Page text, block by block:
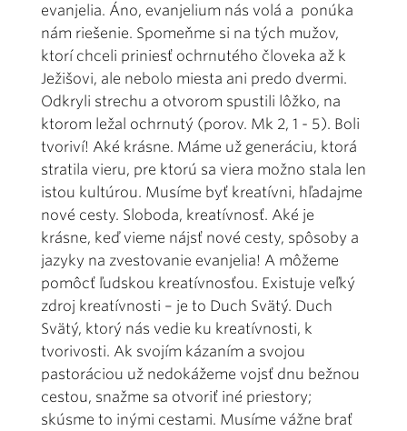
evanjelia. Áno, evanjelium nás volá a ponúka
nám riešenie. Spomeňme si na tých mužov,
ktorí chceli priniesť ochrnutého človeka až k
Ježišovi, ale nebolo miesta ani predo dvermi.
Odkryli strechu a otvorom spustili lôžko, na
ktorom ležal ochrnutý (porov. Mk 2, 1 - 5). Boli
tvoriví! Aké krásne. Máme už generáciu, ktorá
stratila vieru, pre ktorú sa viera možno stala len
istou kultúrou. Musíme byť kreatívni, hľadajme
nové cesty. Sloboda, kreatívnosť. Aké je
krásne, keď vieme nájsť nové cesty, spôsoby a
jazyky na zvestovanie evanjelia! A môžeme
pomôcť ľudskou kreatívnosťou. Existuje veľký
zdroj kreatívnosti – je to Duch Svätý. Duch
Svätý, ktorý nás vedie ku kreatívnosti, k
tvorivosti. Ak svojím kázaním a svojou
pastoráciou už nedokážeme vojsť dnu bežnou
cestou, snažme sa otvoriť iné priestory;
skúsme to inými cestami. Musíme vážne brať